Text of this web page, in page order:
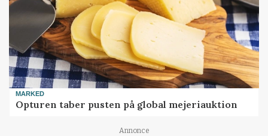
MARKED
Opturen taber pusten på global mejeriauktion
Annonce